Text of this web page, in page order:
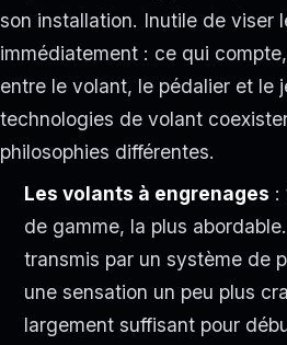
son installation. Inutile de viser
immédiatement : ce qui
entre le volant, le pédalier et le
technologies de volant
philosophies différentes.
Les volants à engrenages :
de gamme, la plus
transmis par un système de
une sensation un peu plus
largement suffisant pour